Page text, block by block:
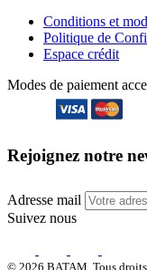
Conditions et
Politique de
Espace crédit
Modes de paiement
Rejoignez notre
Adresse mail
Suivez nous
© 2026 BATAM. Tous droits